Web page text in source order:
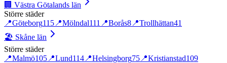
🏢 Västra Götalands län
Större städer
📍Göteborg115 📍Mölndal111 📍Borås8 📍Trollhättan41
🏖️ Skåne län
Större städer
📍Malmö105 📍Lund114 📍Helsingborg75 📍Kristianstad109